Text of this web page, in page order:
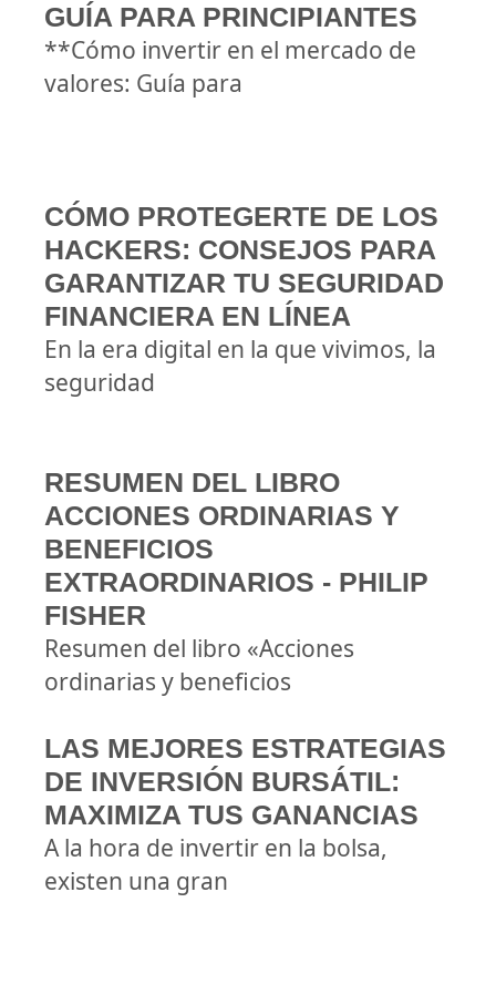
GUÍA PARA PRINCIPIANTES
**Cómo invertir en el mercado de
valores: Guía para
CÓMO PROTEGERTE DE LOS
HACKERS: CONSEJOS PARA
GARANTIZAR TU SEGURIDAD
FINANCIERA EN LÍNEA
En la era digital en la que vivimos, la
seguridad
RESUMEN DEL LIBRO
ACCIONES ORDINARIAS Y
BENEFICIOS
EXTRAORDINARIOS - PHILIP
FISHER
Resumen del libro «Acciones
ordinarias y beneficios
LAS MEJORES ESTRATEGIAS
DE INVERSIÓN BURSÁTIL:
MAXIMIZA TUS GANANCIAS
A la hora de invertir en la bolsa,
existen una gran